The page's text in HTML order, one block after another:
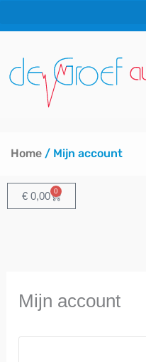
naar
inhoud
Home / Mijn account
€ 0,00 0
Winkelwagen
Mijn account